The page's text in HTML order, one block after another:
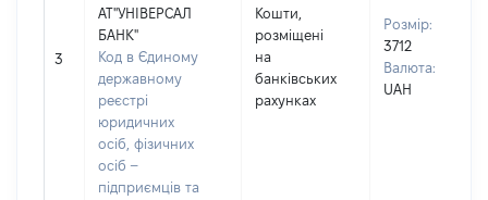
3
АТ"УНІВЕРСАЛ
БАНК"
Код в Єдиному
державному
реєстрі
юридичних
осіб, фізичних
осіб –
підприємців та
Кошти,
розміщені
на
банківських
рахунках
Розмір:
3712
Валюта:
UAH